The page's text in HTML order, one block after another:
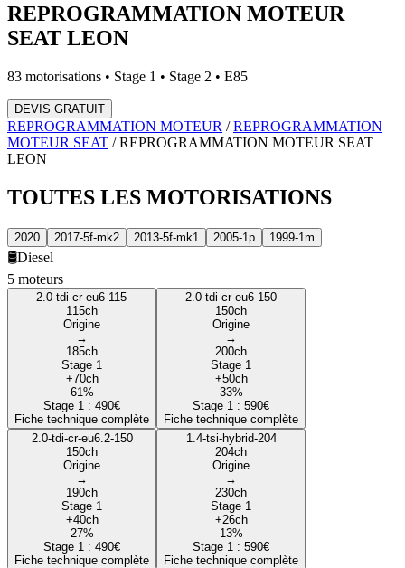
REPROGRAMMATION MOTEUR
SEAT LEON
83 motorisations • Stage 1 • Stage 2 • E85
DEVIS GRATUIT
REPROGRAMMATION MOTEUR /REPROGRAMMATION
MOTEUR SEAT /REPROGRAMMATION MOTEUR SEAT
LEON
TOUTES LES MOTORISATIONS
2020 2017-5f-mk2 2013-5f-mk1 2005-1p 1999-1m
🛢️Diesel
5 moteurs
2.0-tdi-cr-eu6-115
115ch
Origine
→
185ch
Stage 1
+70ch
61%
Stage 1 : 490€
Fiche technique complète
2.0-tdi-cr-eu6-150
150ch
Origine
→
200ch
Stage 1
+50ch
33%
Stage 1 : 590€
Fiche technique complète
2.0-tdi-cr-eu6.2-150
150ch
Origine
→
190ch
Stage 1
+40ch
27%
Stage 1 : 490€
Fiche technique complète
1.4-tsi-hybrid-204
204ch
Origine
→
230ch
Stage 1
+26ch
13%
Stage 1 : 590€
Fiche technique complète